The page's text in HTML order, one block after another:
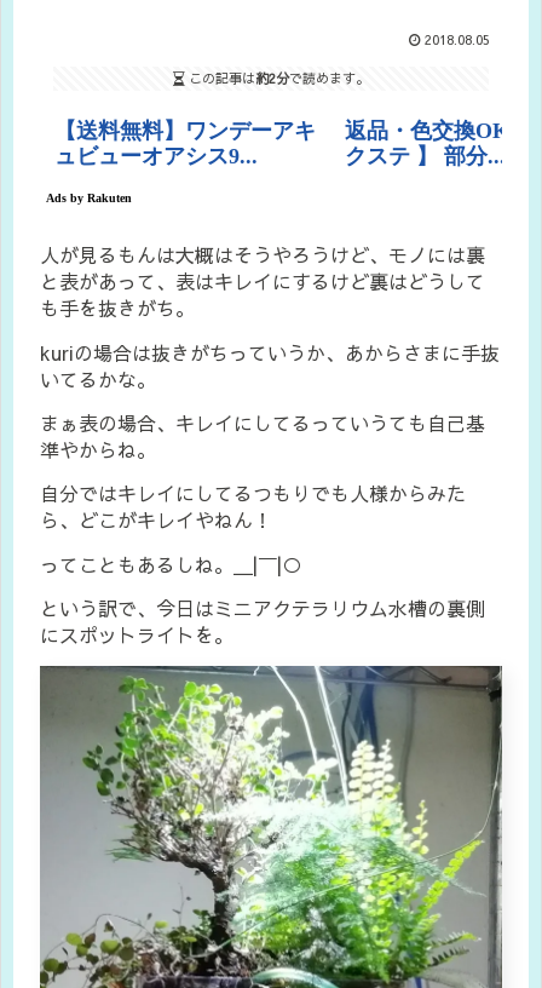
2018.08.05
この記事は約2分で読めます。
人が見るもんは大概はそうやろうけど、モノには裏
と表があって、表はキレイにするけど裏はどうして
も手を抜きがち。
kuriの場合は抜きがちっていうか、あからさまに手抜
いてるかな。
まぁ表の場合、キレイにしてるっていうても自己基
準やからね。
自分ではキレイにしてるつもりでも人様からみた
ら、どこがキレイやねん！
ってこともあるしね。＿|￣|○
という訳で、今日はミニアクテラリウム水槽の裏側
にスポットライトを。